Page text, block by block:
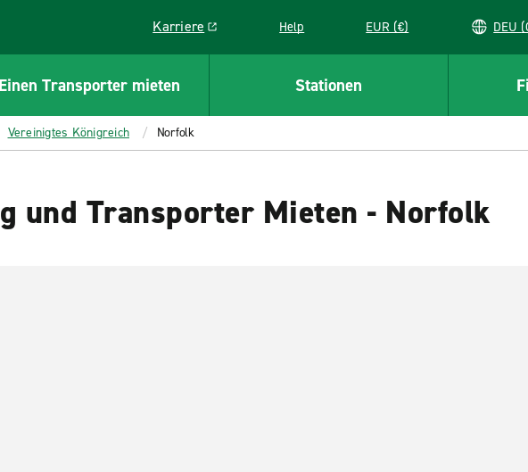
Karriere
Link opens in a new window
Help EUR (€)
Einen Transporter mieten Stationen
Vereinigtes Königreich Norfolk
und Transporter Mieten - Norfolk